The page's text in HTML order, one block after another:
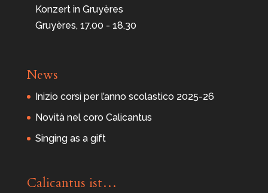
Konzert in Gruyères
Gruyères, 17.00 - 18.30
News
Inizio corsi per l’anno scolastico 2025-26
Novità nel coro Calicantus
Singing as a gift
Calicantus ist…